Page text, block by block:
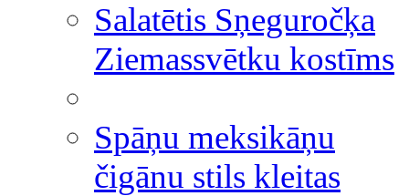
Salatētis Sņeguročķa
Ziemassvētku kostīms
Spāņu meksikāņu
čigānu stils kleitas